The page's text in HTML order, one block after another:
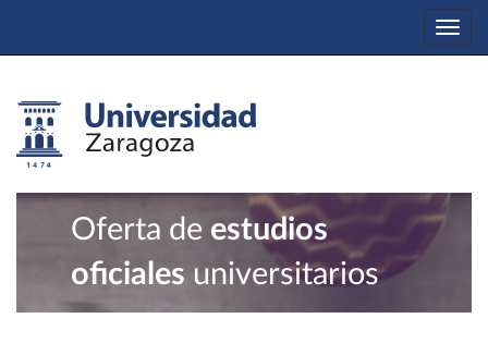
Oferta de estudios
oficiales universitarios